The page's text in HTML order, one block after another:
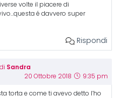
volte il piacere di
é davvero super
Rispondi
Sandra
20 Ottobre 2018 9:35 pm
torta e come ti avevo detto l’ho